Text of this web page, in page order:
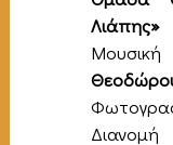
Λιάπης»